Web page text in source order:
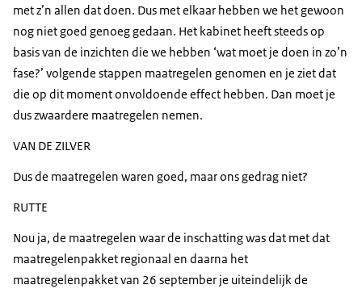
met z’n allen dat doen. Dus met elkaar hebben we het gewoon
nog niet goed genoeg gedaan. Het kabinet heeft steeds op
basis van de inzichten die we hebben ‘wat moet je doen in zo’n
fase?’ volgende stappen maatregelen genomen en je ziet dat
die op dit moment onvoldoende effect hebben. Dan moet je
dus zwaardere maatregelen nemen.
VAN DE ZILVER
Dus de maatregelen waren goed, maar ons gedrag niet?
RUTTE
Nou ja, de maatregelen waar de inschatting was dat met dat
maatregelenpakket regionaal en daarna het
maatregelenpakket van 26 september je uiteindelijk de